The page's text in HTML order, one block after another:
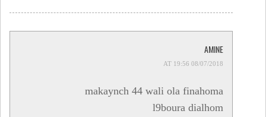
AMINE
08/07/2018 AT 19:56
makaynch 44 wali ola finahoma
l9boura dialhom